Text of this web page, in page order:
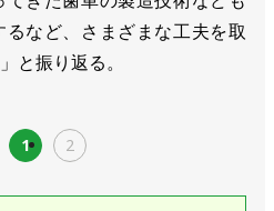
など、さまざまな工夫を取
と振り返る。
1 2